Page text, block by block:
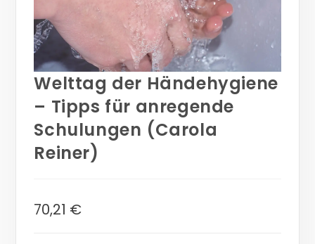
Welttag der Händehygiene
– Tipps für anregende
Schulungen (Carola
Reiner)
70,21 €